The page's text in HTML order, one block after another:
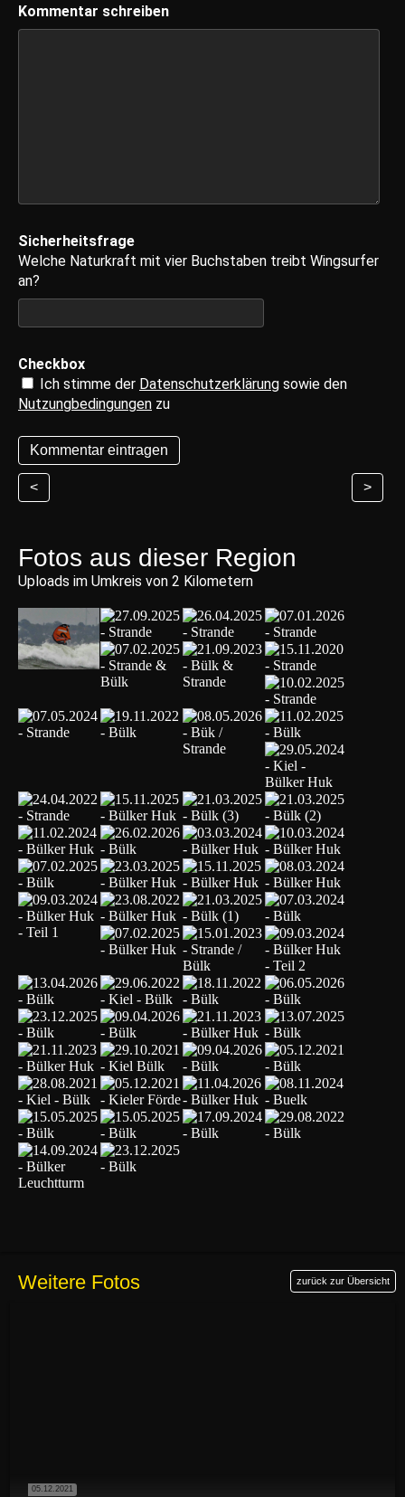
Kommentar schreiben
Sicherheitsfrage
Welche Naturkraft mit vier Buchstaben treibt Wingsurfer
an?
Checkbox
Ich stimme der Datenschutzerklärung sowie den
Nutzungbedingungen zu
< >
Fotos aus dieser Region
Uploads im Umkreis von 2 Kilometern
Weitere Fotos zurück zur Übersicht
05.12.2021